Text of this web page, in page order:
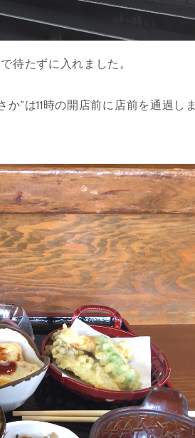
待たずに入れました。
”は11時の開店前に店前を通過しま